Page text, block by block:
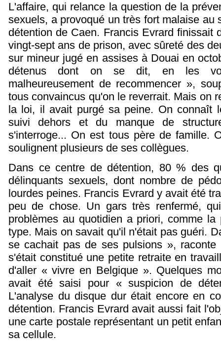
L'affaire, qui relance la question de la
sexuels, a provoqué un très fort malaise au
détention de Caen. Francis Evrard finissait
vingt-sept ans de prison, avec sûreté des
sur mineur jugé en assises à Douai en
détenus dont on se dit, en les
malheureusement de recommencer »,
tous convaincus qu'on le reverrait. Mais on
la loi, il avait purgé sa peine. On connaît
suivi dehors et du manque de
s'interroge... On est tous père de famille.
soulignent plusieurs de ses collègues.
Dans ce centre de détention, 80 % des
délinquants sexuels, dont nombre de
lourdes peines. Francis Evrard y avait été
peu de chose. Un gars très renfermé,
problèmes au quotidien a priori, comme
type. Mais on savait qu'il n'était pas guéri.
se cachait pas de ses pulsions », raconte
s'était constitué une petite retraite en
d'aller « vivre en Belgique ». Quelques
avait été saisi pour « suspicion de
L'analyse du disque dur était encore en
détention. Francis Evrard avait aussi fait
une carte postale représentant un petit
sa cellule.